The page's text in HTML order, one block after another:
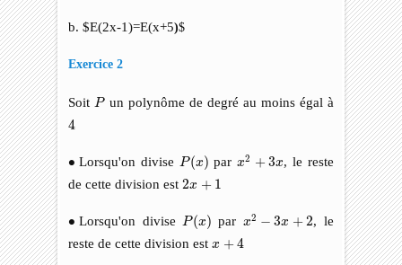
b. $E(2x-1)=E(x+5)$
Exercice 2
Soit P
P un polynôme de degré au moins égal à
4
4
∙
∙ Lorsqu'on divise P(x)
P(x parx2 +3x
2 x
, le reste
de cette division est2x + 1
2 1
∙
∙ Lorsqu'on divise P(x)
P(x par x2 − 3x +2
2 x+
, le
reste de cette division estx +4
4